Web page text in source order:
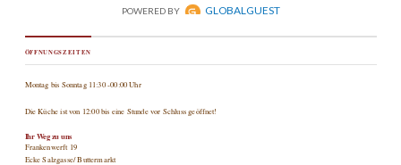
ÖFFNUNGSZEITEN
Montag bis Sonntag 11:30 -00:00 Uhr
Die Küche ist von 12:00 bis eine Stunde vor Schluss geöffnet!
Ihr Weg zu uns
Frankenwerft 19
Ecke Salzgasse/ Buttermarkt